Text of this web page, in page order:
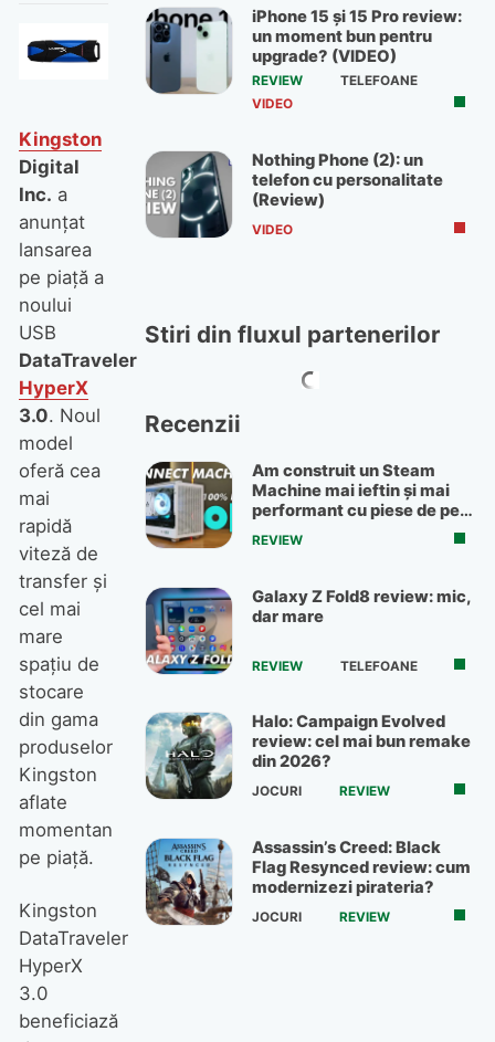
Kingston
Digital
Inc. a
anunţat
lansarea
pe piaţă a
noului
USB
DataTraveler
HyperX
3.0. Noul
model
oferă cea
mai
rapidă
viteză de
transfer şi
cel mai
mare
spaţiu de
stocare
din gama
produselor
Kingston
aflate
momentan
pe piaţă.
Kingston
DataTraveler
HyperX
3.0
beneficiază
iPhone 15 și 15 Pro review:
un moment bun pentru
upgrade? (VIDEO)
REVIEW
TELEFOANE
VIDEO
Nothing Phone (2): un
telefon cu personalitate
(Review)
VIDEO
Stiri din fluxul partenerilor
Recenzii
Am construit un Steam
Machine mai ieftin și mai
performant cu piese de pe
OLX
REVIEW
Galaxy Z Fold8 review: mic,
dar mare
REVIEW TELEFOANE
Halo: Campaign Evolved
review: cel mai bun remake
din 2026?
JOCURI REVIEW
Assassin’s Creed: Black
Flag Resynced review: cum
modernizezi pirateria?
JOCURI REVIEW